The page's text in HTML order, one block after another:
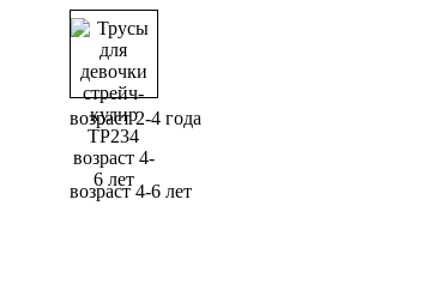
возраст 2-4 года
возраст 4-6 лет